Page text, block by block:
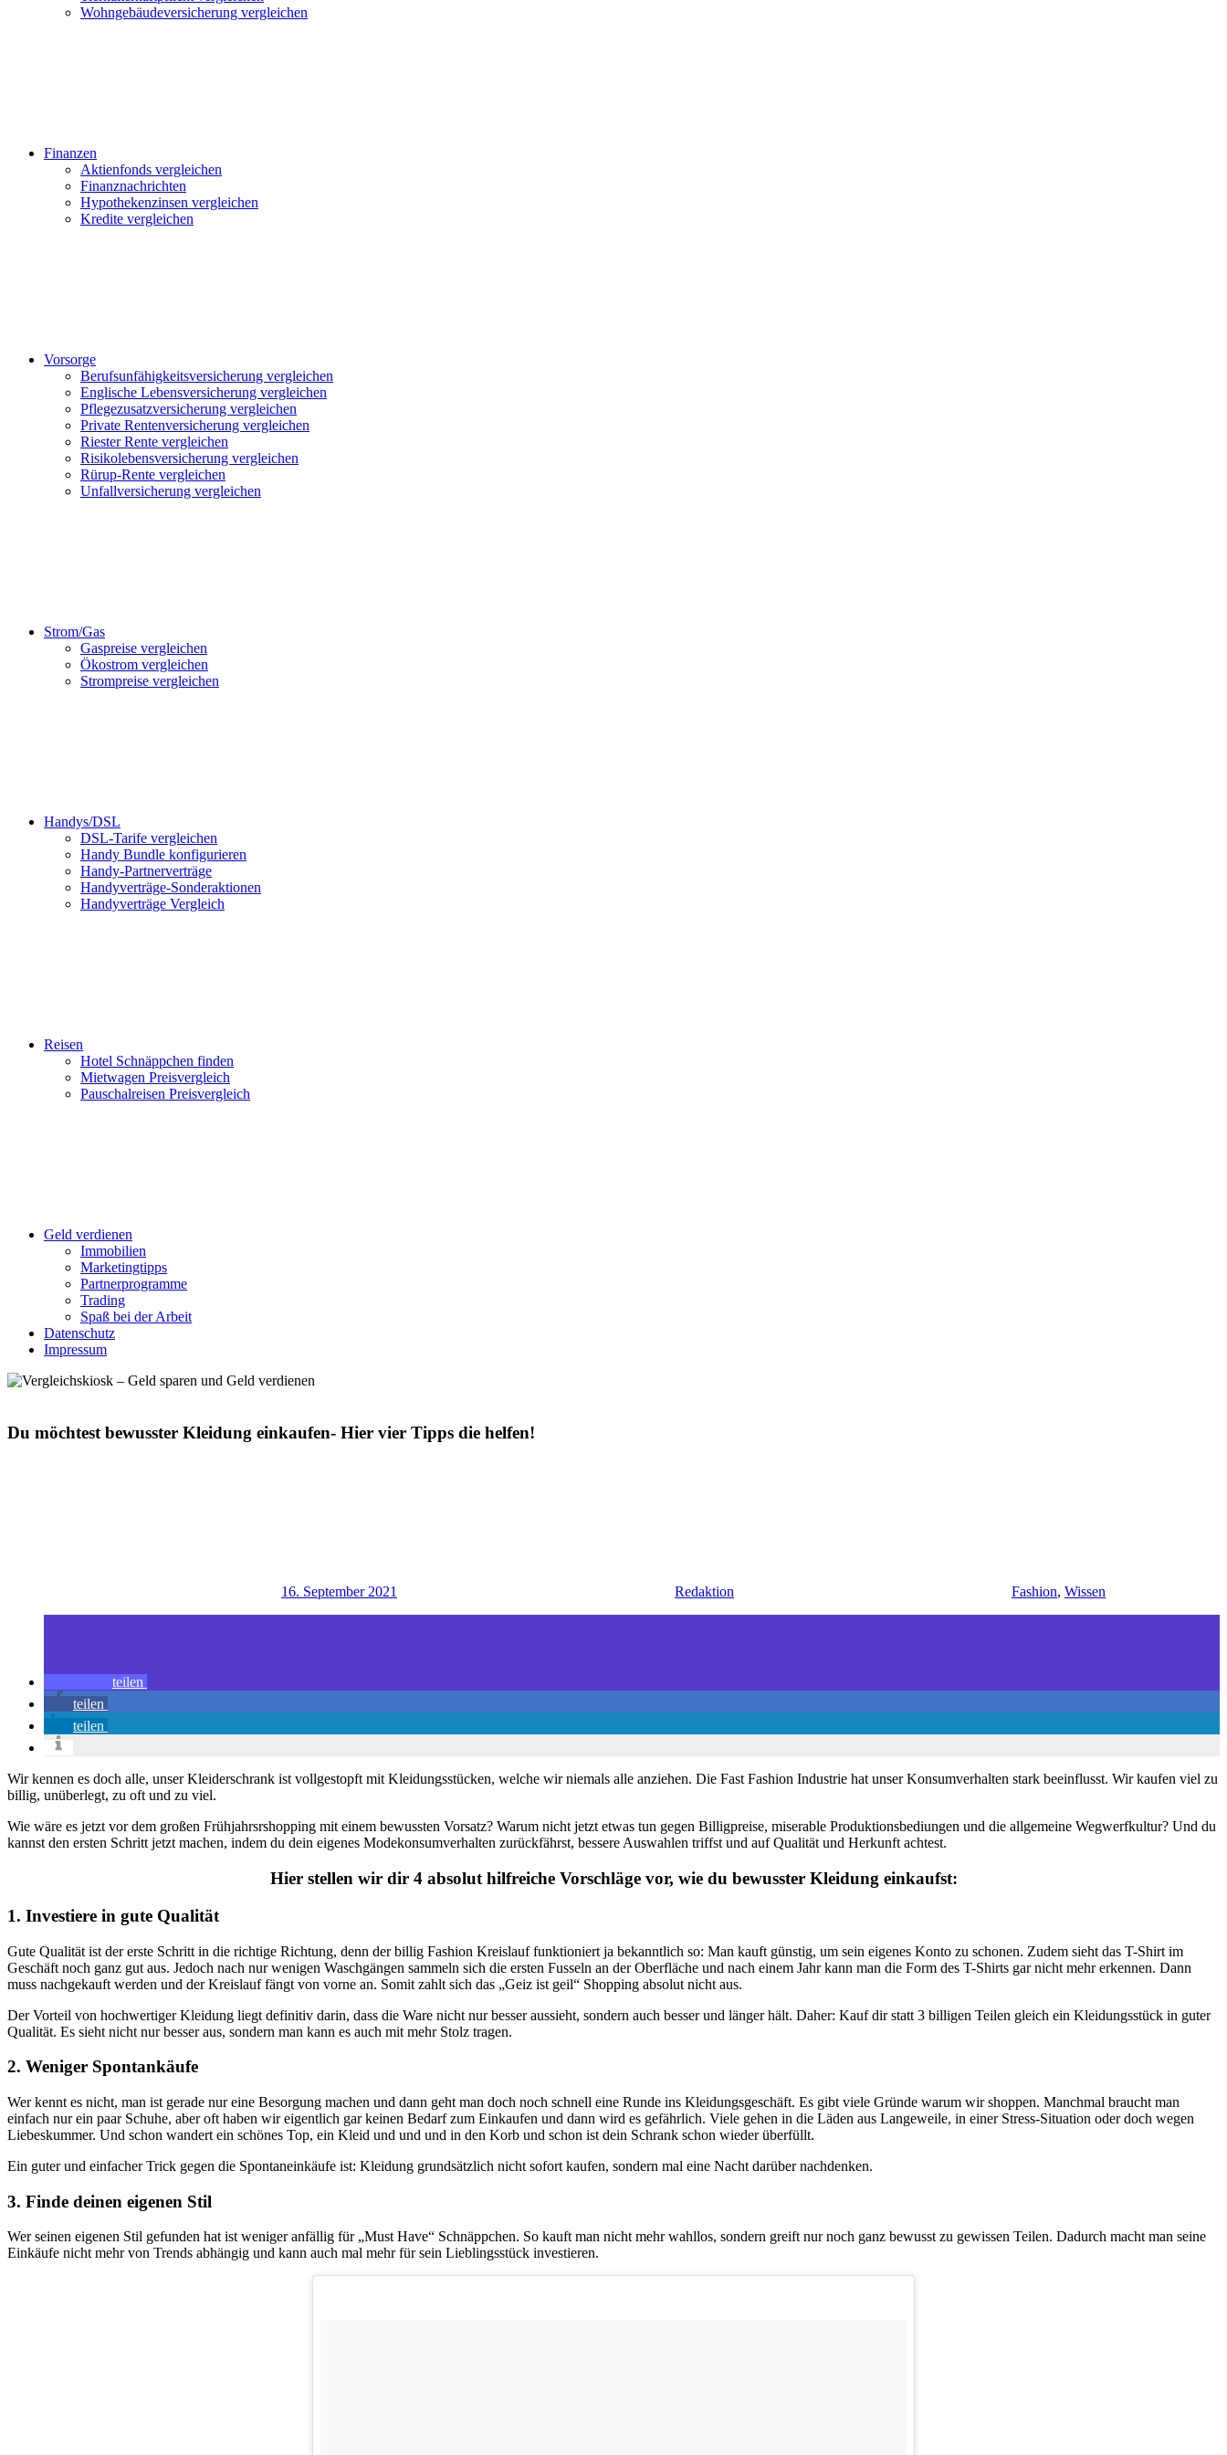
Wohngebäudeversicherung vergleichen
Finanzen
Aktienfonds vergleichen
Finanznachrichten
Hypothekenzinsen vergleichen
Kredite vergleichen
Vorsorge
Berufsunfähigkeitsversicherung vergleichen
Englische Lebensversicherung vergleichen
Pflegezusatzversicherung vergleichen
Private Rentenversicherung vergleichen
Riester Rente vergleichen
Risikolebensversicherung vergleichen
Rürup-Rente vergleichen
Unfallversicherung vergleichen
Strom/Gas
Gaspreise vergleichen
Ökostrom vergleichen
Strompreise vergleichen
Handys/DSL
DSL-Tarife vergleichen
Handy Bundle konfigurieren
Handy-Partnerverträge
Handyverträge-Sonderaktionen
Handyverträge Vergleich
Reisen
Hotel Schnäppchen finden
Mietwagen Preisvergleich
Pauschalreisen Preisvergleich
Geld verdienen
Immobilien
Marketingtipps
Partnerprogramme
Trading
Spaß bei der Arbeit
Datenschutz
Impressum
Du möchtest bewusster Kleidung einkaufen- Hier vier Tipps die helfen!
16. September 2021 Redaktion Fashion, Wissen
teilen
teilen
teilen
Wir kennen es doch alle, unser Kleiderschrank ist vollgestopft mit Kleidungsstücken, welche wir niemals alle anziehen. Die Fast Fashion Industrie hat unser Konsumverhalten stark beeinflusst. Wir kaufen viel zu
billig, unüberlegt, zu oft und zu viel.
Wie wäre es jetzt vor dem großen Frühjahrsrshopping mit einem bewussten Vorsatz? Warum nicht jetzt etwas tun gegen Billigpreise, miserable Produktionsbediungen und die allgemeine Wegwerfkultur? Und du
kannst den ersten Schritt jetzt machen, indem du dein eigenes Modekonsumverhalten zurückfährst, bessere Auswahlen triffst und auf Qualität und Herkunft achtest.
Hier stellen wir dir 4 absolut hilfreiche Vorschläge vor, wie du bewusster Kleidung einkaufst:
1. Investiere in gute Qualität
Gute Qualität ist der erste Schritt in die richtige Richtung, denn der billig Fashion Kreislauf funktioniert ja bekanntlich so: Man kauft günstig, um sein eigenes Konto zu schonen. Zudem sieht das T-Shirt im
Geschäft noch ganz gut aus. Jedoch nach nur wenigen Waschgängen sammeln sich die ersten Fusseln an der Oberfläche und nach einem Jahr kann man die Form des T-Shirts gar nicht mehr erkennen. Dann
muss nachgekauft werden und der Kreislauf fängt von vorne an. Somit zahlt sich das „Geiz ist geil“ Shopping absolut nicht aus.
Der Vorteil von hochwertiger Kleidung liegt definitiv darin, dass die Ware nicht nur besser aussieht, sondern auch besser und länger hält. Daher: Kauf dir statt 3 billigen Teilen gleich ein Kleidungsstück in guter
Qualität. Es sieht nicht nur besser aus, sondern man kann es auch mit mehr Stolz tragen.
2. Weniger Spontankäufe
Wer kennt es nicht, man ist gerade nur eine Besorgung machen und dann geht man doch noch schnell eine Runde ins Kleidungsgeschäft. Es gibt viele Gründe warum wir shoppen. Manchmal braucht man
einfach nur ein paar Schuhe, aber oft haben wir eigentlich gar keinen Bedarf zum Einkaufen und dann wird es gefährlich. Viele gehen in die Läden aus Langeweile, in einer Stress-Situation oder doch wegen
Liebeskummer. Und schon wandert ein schönes Top, ein Kleid und und und in den Korb und schon ist dein Schrank schon wieder überfüllt.
Ein guter und einfacher Trick gegen die Spontaneinkäufe ist: Kleidung grundsätzlich nicht sofort kaufen, sondern mal eine Nacht darüber nachdenken.
3. Finde deinen eigenen Stil
Wer seinen eigenen Stil gefunden hat ist weniger anfällig für „Must Have“ Schnäppchen. So kauft man nicht mehr wahllos, sondern greift nur noch ganz bewusst zu gewissen Teilen. Dadurch macht man seine
Einkäufe nicht mehr von Trends abhängig und kann auch mal mehr für sein Lieblingsstück investieren.